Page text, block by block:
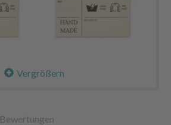
Vergrößern
Bewertungen